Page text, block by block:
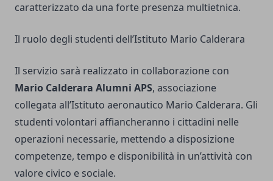
caratterizzato da una forte presenza multietnica.
Il ruolo degli studenti dell’Istituto Mario Calderara
Il servizio sarà realizzato in collaborazione con
Mario Calderara Alumni APS, associazione
collegata all’Istituto aeronautico Mario Calderara. Gli
studenti volontari affiancheranno i cittadini nelle
operazioni necessarie, mettendo a disposizione
competenze, tempo e disponibilità in un’attività con
valore civico e sociale.